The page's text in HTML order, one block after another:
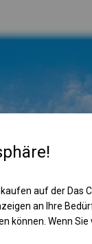
auf der
an Ihre
können. Wenn